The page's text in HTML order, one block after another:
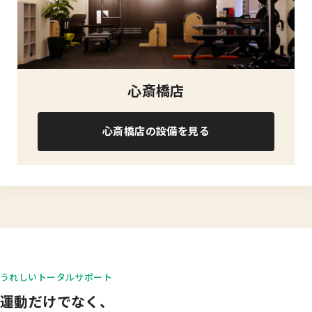
心斎橋店
心斎橋店の設備を見る
うれしいトータルサポート
運動だけでなく、